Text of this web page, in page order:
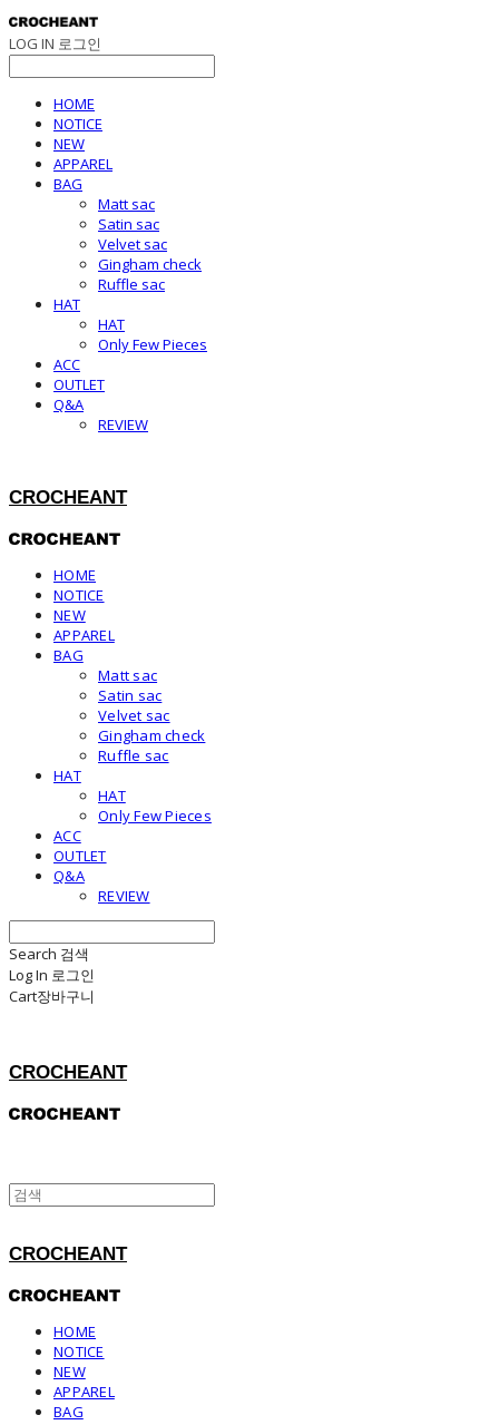
LOG IN 로그인
HOME
NOTICE
NEW
APPAREL
BAG
Matt sac
Satin sac
Velvet sac
Gingham check
Ruffle sac
HAT
HAT
Only Few Pieces
ACC
OUTLET
Q&A
REVIEW
CROCHEANT
HOME
NOTICE
NEW
APPAREL
BAG
Matt sac
Satin sac
Velvet sac
Gingham check
Ruffle sac
HAT
HAT
Only Few Pieces
ACC
OUTLET
Q&A
REVIEW
Search 검색
Log In 로그인
Cart장바구니
CROCHEANT
CROCHEANT
HOME
NOTICE
NEW
APPAREL
BAG